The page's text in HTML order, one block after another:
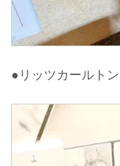
●リッツカールト